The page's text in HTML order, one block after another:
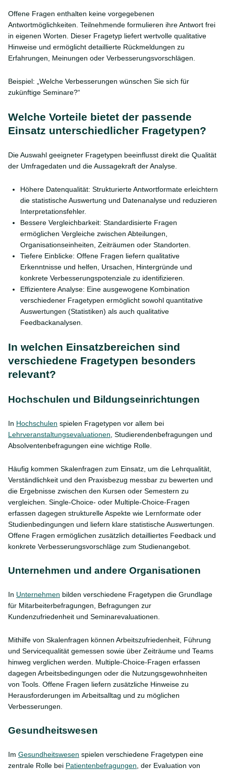
Offene Fragen enthalten keine vorgegebenen
Antwortmöglichkeiten. Teilnehmende formulieren ihre Antwort frei
in eigenen Worten. Dieser Fragetyp liefert wertvolle qualitative
Hinweise und ermöglicht detaillierte Rückmeldungen zu
Erfahrungen, Meinungen oder Verbesserungsvorschlägen.
Beispiel: „Welche Verbesserungen wünschen Sie sich für
zukünftige Seminare?“
Welche Vorteile bietet der passende
Einsatz unterschiedlicher Fragetypen?
Die Auswahl geeigneter Fragetypen beeinflusst direkt die Qualität
der Umfragedaten und die Aussagekraft der Analyse.
Höhere Datenqualität: Strukturierte Antwortformate erleichtern
die statistische Auswertung und Datenanalyse und reduzieren
Interpretationsfehler.
Bessere Vergleichbarkeit: Standardisierte Fragen
ermöglichen Vergleiche zwischen Abteilungen,
Organisationseinheiten, Zeiträumen oder Standorten.
Tiefere Einblicke: Offene Fragen liefern qualitative
Erkenntnisse und helfen, Ursachen, Hintergründe und
konkrete Verbesserungspotenziale zu identifizieren.
Effizientere Analyse: Eine ausgewogene Kombination
verschiedener Fragetypen ermöglicht sowohl quantitative
Auswertungen (Statistiken) als auch qualitative
Feedbackanalysen.
In welchen Einsatzbereichen sind
verschiedene Fragetypen besonders
relevant?
Hochschulen und Bildungseinrichtungen
In Hochschulen spielen Fragetypen vor allem bei
Lehrveranstaltungsevaluationen , Studierendenbefragungen und
Absolventenbefragungen eine wichtige Rolle.
Häufig kommen Skalenfragen zum Einsatz, um die Lehrqualität,
Verständlichkeit und den Praxisbezug messbar zu bewerten und
die Ergebnisse zwischen den Kursen oder Semestern zu
vergleichen. Single-Choice- oder Multiple-Choice-Fragen
erfassen dagegen strukturelle Aspekte wie Lernformate oder
Studienbedingungen und liefern klare statistische Auswertungen.
Offene Fragen ermöglichen zusätzlich detailliertes Feedback und
konkrete Verbesserungsvorschläge zum Studienangebot.
Unternehmen und andere Organisationen
In Unternehmen bilden verschiedene Fragetypen die Grundlage
für Mitarbeiterbefragungen, Befragungen zur
Kundenzufriedenheit und Seminarevaluationen.
Mithilfe von Skalenfragen können Arbeitszufriedenheit, Führung
und Servicequalität gemessen sowie über Zeiträume und Teams
hinweg verglichen werden. Multiple-Choice-Fragen erfassen
dagegen Arbeitsbedingungen oder die Nutzungsgewohnheiten
von Tools. Offene Fragen liefern zusätzliche Hinweise zu
Herausforderungen im Arbeitsalltag und zu möglichen
Verbesserungen.
Gesundheitswesen
Im Gesundheitswesen spielen verschiedene Fragetypen eine
zentrale Rolle bei Patientenbefragungen , der Evaluation von